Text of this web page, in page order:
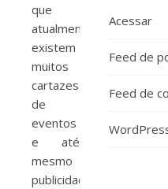
que
atualmente
existem
muitos
cartazes
de
eventos
e até
mesmo
publicidades
Acessar
Feed de
Feed de